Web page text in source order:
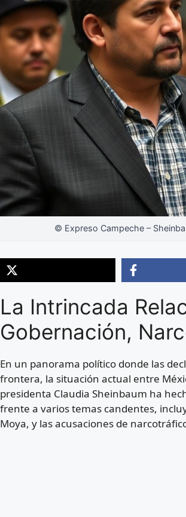
© Expreso Campeche –
La Intrincada
Gobernación,
En un panorama político donde las
frontera, la situación actual entre
presidenta Claudia Sheinbaum ha
frente a varios temas candentes,
Moya, y las acusaciones de